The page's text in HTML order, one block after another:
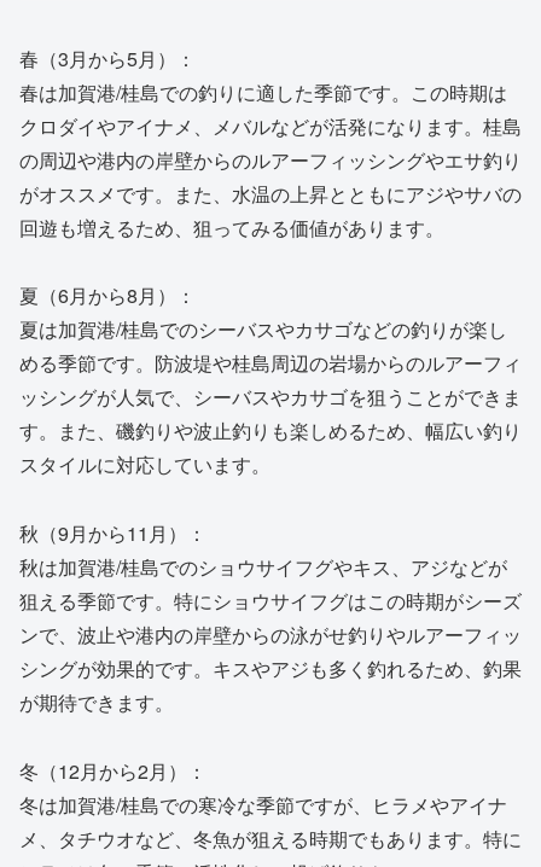
春（3月から5月）：
春は加賀港/桂島での釣りに適した季節です。この時期は
クロダイやアイナメ、メバルなどが活発になります。桂島
の周辺や港内の岸壁からのルアーフィッシングやエサ釣り
がオススメです。また、水温の上昇とともにアジやサバの
回遊も増えるため、狙ってみる価値があります。
夏（6月から8月）：
夏は加賀港/桂島でのシーバスやカサゴなどの釣りが楽し
める季節です。防波堤や桂島周辺の岩場からのルアーフィ
ッシングが人気で、シーバスやカサゴを狙うことができま
す。また、磯釣りや波止釣りも楽しめるため、幅広い釣り
スタイルに対応しています。
秋（9月から11月）：
秋は加賀港/桂島でのショウサイフグやキス、アジなどが
狙える季節です。特にショウサイフグはこの時期がシーズ
ンで、波止や港内の岸壁からの泳がせ釣りやルアーフィッ
シングが効果的です。キスやアジも多く釣れるため、釣果
が期待できます。
冬（12月から2月）：
冬は加賀港/桂島での寒冷な季節ですが、ヒラメやアイナ
メ、タチウオなど、冬魚が狙える時期でもあります。特に